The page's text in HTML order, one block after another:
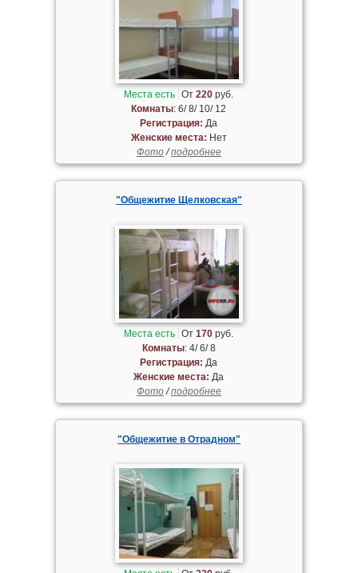
Места есть От220 руб.
Комнаты: 6/ 8/ 10/ 12
Регистрация: Да
Женские места: Нет
Фото/подробнее
"Общежитие Щелковская"
Места есть От170 руб.
Комнаты: 4/ 6/ 8
Регистрация: Да
Женские места: Да
Фото/подробнее
"Общежитие в Отрадном"